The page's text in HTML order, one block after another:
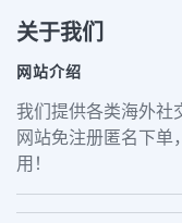
关于我们
网站介绍
我们提供各类海外社
网站免注册匿名下
用！